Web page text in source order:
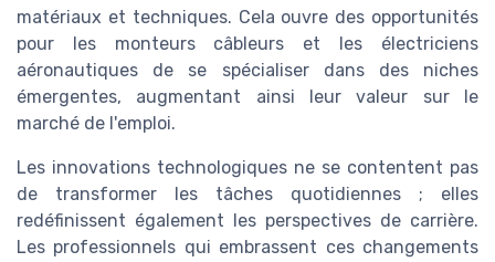
matériaux et techniques. Cela ouvre des opportunités
pour les monteurs câbleurs et les électriciens
aéronautiques de se spécialiser dans des niches
émergentes, augmentant ainsi leur valeur sur le
marché de l'emploi.
Les innovations technologiques ne se contentent pas
de transformer les tâches quotidiennes ; elles
redéfinissent également les perspectives de carrière.
Les professionnels qui embrassent ces changements